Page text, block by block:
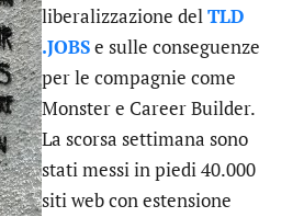
liberalizzazione delTLD
.JOBSe sulle conseguenze
per le compagnie come
Monster e Career Builder.
La scorsa settimana sono
stati messi in piedi 40.000
siti web con estensione